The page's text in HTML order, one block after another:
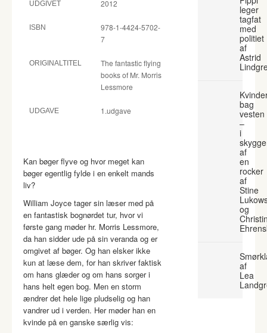
UDGIVET 2012
ISBN
978-1-4424-5702-
7
ORIGINALTITEL
The fantastic flying
books of Mr. Morris
Lessmore
UDGAVE 1.udgave
Kan bøger flyve og hvor meget kan
bøger egentlig fylde i en enkelt mands
liv?
William Joyce tager sin læser med på
en fantastisk bognørdet tur, hvor vi
første gang møder hr. Morris Lessmore,
da han sidder ude på sin veranda og er
omgivet af bøger. Og han elsker ikke
kun at læse dem, for han skriver faktisk
om hans glæder og om hans sorger i
hans helt egen bog. Men en storm
ændrer det hele lige pludselig og han
vandrer ud i verden. Her møder han en
kvinde på en ganske særlig vis:
leger
tagfat
med
politiet
af
Astrid
bag
vesten
–
i
af
en
rocker
af
Stine
og
af
Lea